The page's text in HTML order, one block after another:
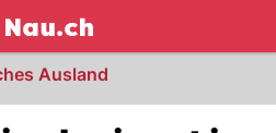
NAU.ch
Ausland